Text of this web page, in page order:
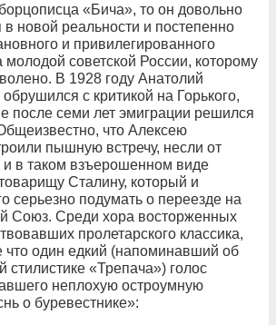
«Бича», то он довольно
новой реальности и постепенно
и привилегированного
молодой советской России, которому
В 1928 году Анатолий
с критикой на Горького,
после семи лет эмиграции решился
что Алексею
пышную встречу, несли от
и в таком взъерошенном виде
Сталину, который и
серьезно подумать о переезде на
Союз. Среди хора восторженных
пролетарского классика,
что один едкий (напоминавший об
стилистике «Трепача») голос
неплохую остроумную
о буревестнике»: